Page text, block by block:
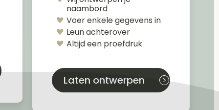
naambord
Voer enkele gegevens in
Leun achterover
Altijd een proefdruk
Laten ontwerpen